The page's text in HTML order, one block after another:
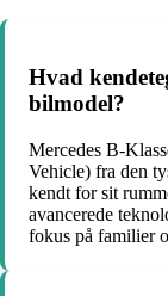
Hvad
bilmodel?
Mercedes B-
Vehicle) fra den
kendt for sit
avancerede
fokus på familier